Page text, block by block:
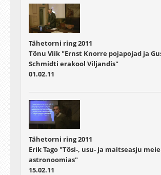
Tähetorni ring 2011
Tõnu Viik "Ernst Knorre pojapojad ja
Schmidti erakool Viljandis"
01.02.11
Tähetorni ring 2011
Erik Tago "Tõsi-, usu- ja maitseasju
astronoomias"
15.02.11